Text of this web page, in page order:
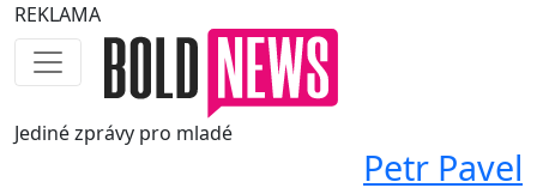
REKLAMA
Jedinézprávy pro mladé
Petr Pavel